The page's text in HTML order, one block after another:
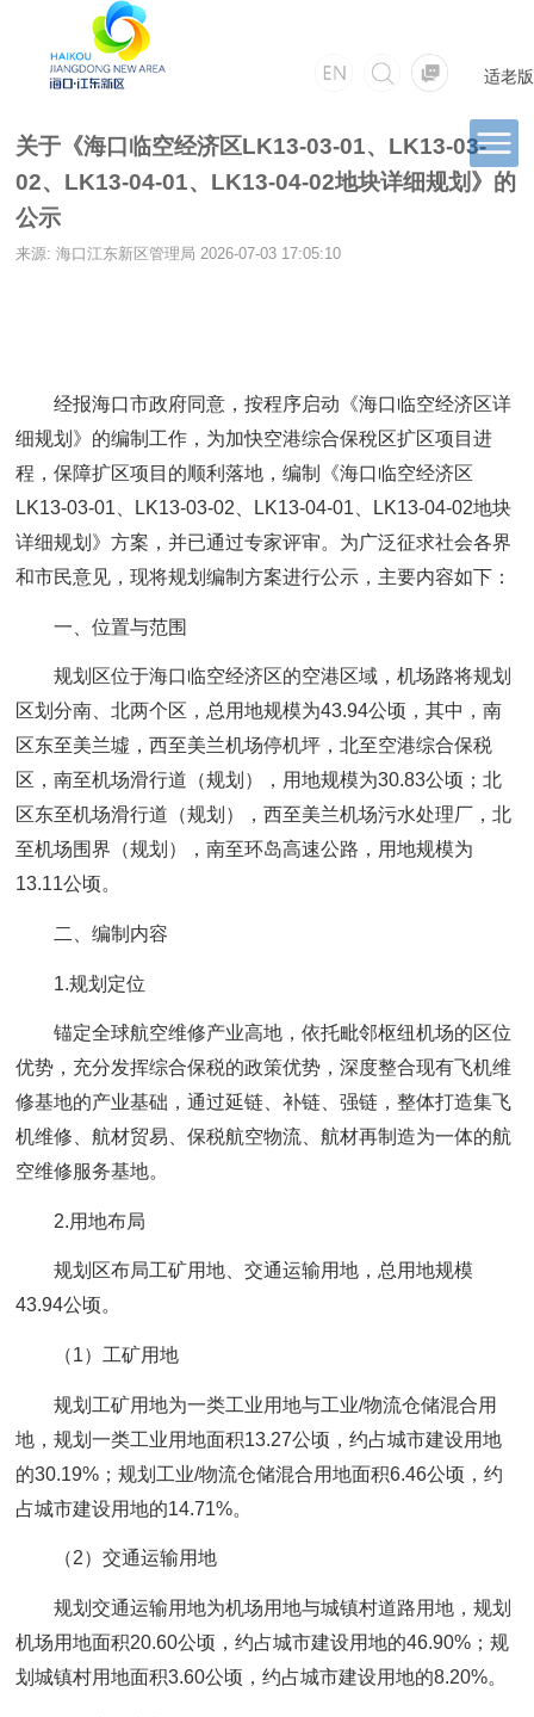
适老版
关于《海口临空经济区LK13-03-01、LK13-03-
02、LK13-04-01、LK13-04-02地块详细规划》的
公示
来源: 海口江东新区管理局 2026-07-03 17:05:10
经报海口市政府同意，按程序启动《海口临空经济区详
细规划》的编制工作，为加快空港综合保稅区扩区项目进
程，保障扩区项目的顺利落地，编制《海口临空经济区
LK13-03-01、LK13-03-02、LK13-04-01、LK13-04-02地块
详细规划》方案，并已通过专家评审。为广泛征求社会各界
和市民意见，现将规划编制方案进行公示，主要内容如下：
一、位置与范围
规划区位于海口临空经济区的空港区域，机场路将规划
区划分南、北两个区，总用地规模为43.94公顷，其中，南
区东至美兰墟，西至美兰机场停机坪，北至空港综合保税
区，南至机场滑行道（规划），用地规模为30.83公顷；北
区东至机场滑行道（规划），西至美兰机场污水处理厂，北
至机场围界（规划），南至环岛高速公路，用地规模为
13.11公顷。
二、编制内容
1.规划定位
锚定全球航空维修产业高地，依托毗邻枢纽机场的区位
优势，充分发挥综合保税的政策优势，深度整合现有飞机维
修基地的产业基础，通过延链、补链、强链，整体打造集飞
机维修、航材贸易、保税航空物流、航材再制造为一体的航
空维修服务基地。
2.用地布局
规划区布局工矿用地、交通运输用地，总用地规模
43.94公顷。
（1）工矿用地
规划工矿用地为一类工业用地与工业/物流仓储混合用
地，规划一类工业用地面积13.27公顷，约占城市建设用地
的30.19%；规划工业/物流仓储混合用地面积6.46公顷，约
占城市建设用地的14.71%。
（2）交通运输用地
规划交通运输用地为机场用地与城镇村道路用地，规划
机场用地面积20.60公顷，约占城市建设用地的46.90%；规
划城镇村用地面积3.60公顷，约占城市建设用地的8.20%。